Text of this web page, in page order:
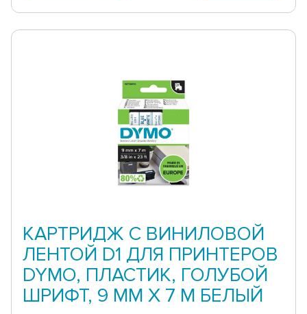
КАРТРИДЖ С ВИНИЛОВОЙ
ЛЕНТОЙ D1 ДЛЯ ПРИНТЕРОВ
DYMO, ПЛАСТИК, ГОЛУБОЙ
ШРИФТ, 9 ММ Х 7 М БЕЛЫЙ